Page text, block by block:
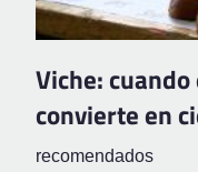
Viche:
convierte en
recomendados